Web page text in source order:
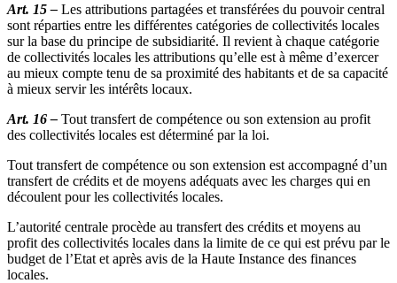
Art. 15 – Les attributions partagées et transférées du pouvoir central
sont réparties entre les différentes catégories de collectivités locales
sur la base du principe de subsidiarité. Il revient à chaque catégorie
de collectivités locales les attributions qu’elle est à même d’exercer
au mieux compte tenu de sa proximité des habitants et de sa capacité
à mieux servir les intérêts locaux.
Art. 16 – Tout transfert de compétence ou son extension au profit
des collectivités locales est déterminé par la loi.
Tout transfert de compétence ou son extension est accompagné d’un
transfert de crédits et de moyens adéquats avec les charges qui en
découlent pour les collectivités locales.
L’autorité centrale procède au transfert des crédits et moyens au
profit des collectivités locales dans la limite de ce qui est prévu par le
budget de l’Etat et après avis de la Haute Instance des finances
locales.